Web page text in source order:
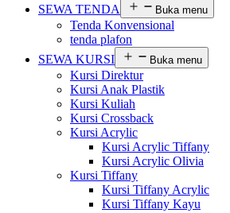
SEWA TENDA
Buka menu
Tenda Konvensional
tenda plafon
SEWA KURSI
Buka menu
Kursi Direktur
Kursi Anak Plastik
Kursi Kuliah
Kursi Crossback
Kursi Acrylic
Kursi Acrylic Tiffany
Kursi Acrylic Olivia
Kursi Tiffany
Kursi Tiffany Acrylic
Kursi Tiffany Kayu